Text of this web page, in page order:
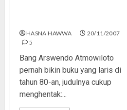
HASNA HAWWA
20/11/2007
5
Bang Arswendo Atmowiloto
pernah bikin buku yang laris di
tahun 80-an, judulnya cukup
menghentak:...